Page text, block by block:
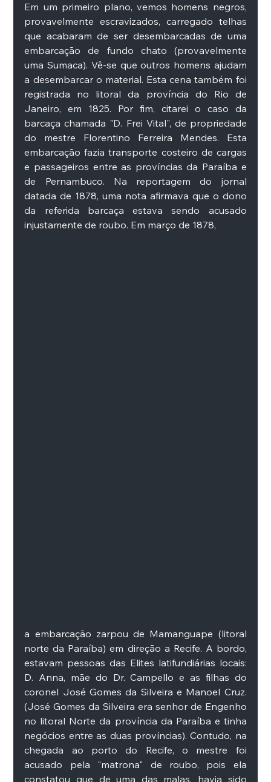
Em um primeiro plano, vemos homens negros,
provavelmente escravizados, carregado telhas
que acabaram de ser desembarcadas de uma
embarcação de fundo chato (provavelmente
uma Sumaca). Vê-se que outros homens ajudam
a desembarcar o material. Esta cena também foi
registrada no litoral da província do Rio de
Janeiro, em 1825. Por fim, citarei o caso da
barcaça chamada "D. Frei Vital", de propriedade
do mestre Florentino Ferreira Mendes. Esta
embarcação fazia transporte costeiro de cargas
e passageiros entre as províncias da Paraíba e
de Pernambuco. Na reportagem do jornal
datada de 1878, uma nota afirmava que o dono
da referida barcaça estava sendo acusado
injustamente de roubo. Em março de 1878,
a embarcação zarpou de Mamanguape (litoral
norte da Paraíba) em direção a Recife. A bordo,
estavam pessoas das Elites latifundiárias locais:
D. Anna, mãe do Dr. Campello e as filhas do
coronel José Gomes da Silveira e Manoel Cruz.
(José Gomes da Silveira era senhor de Engenho
no litoral Norte da província da Paraíba e tinha
negócios entre as duas províncias). Contudo, na
chegada ao porto do Recife, o mestre foi
acusado pela "matrona" de roubo, pois ela
constatou que de uma das malas, havia sido